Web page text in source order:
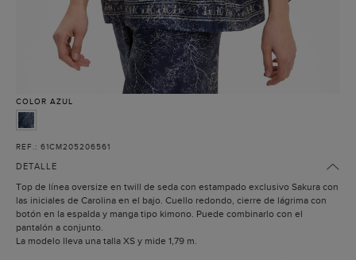
COLOR AZUL
REF.: 61CM205206561
DETALLE
Top de línea oversize en twill de seda con estampado exclusivo Sakura con
las iniciales de Carolina en el bajo. Cuello redondo, cierre de lágrima con
botón en la espalda y manga tipo kimono. Puede combinarlo con el
pantalón a conjunto.
La modelo lleva una talla XS y mide 1,79 m.